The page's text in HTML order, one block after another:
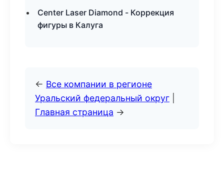
Center Laser Diamond - Коррекция
фигуры в Калуга
← Все компании в регионе
Уральский федеральный округ
Главная страница →